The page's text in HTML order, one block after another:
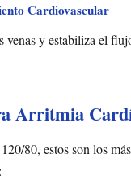
Cardiovascular
venas y estabiliza el
Arritmia
80, estos son los